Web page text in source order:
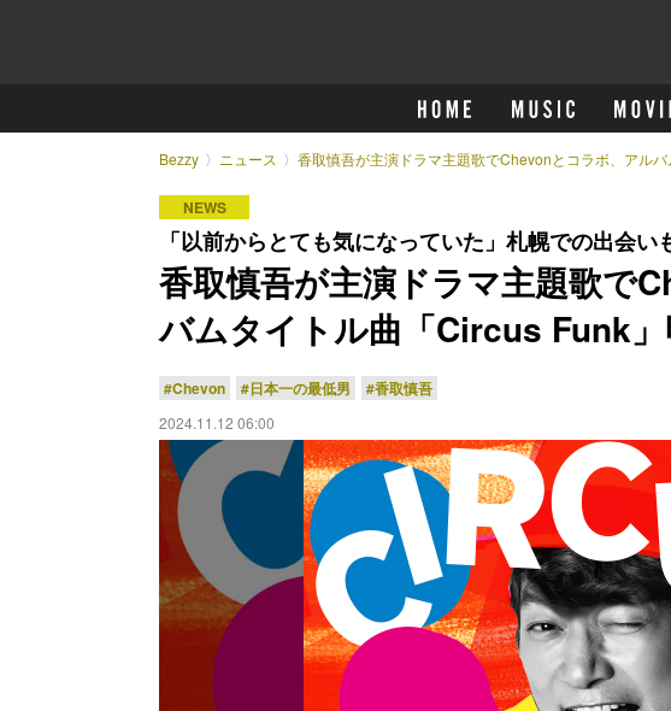
Bezzy ニュース 香取慎吾が主演ドラマ主題歌でChevonとコラボ、アル
NEWS
「以前からとても気になっていた」札幌での出会い
香取慎吾が主演ドラマ主題歌で
バムタイトル曲「Circus Funk
#Chevon #日本一の最低男 #香取慎吾
2024.11.12 06:00